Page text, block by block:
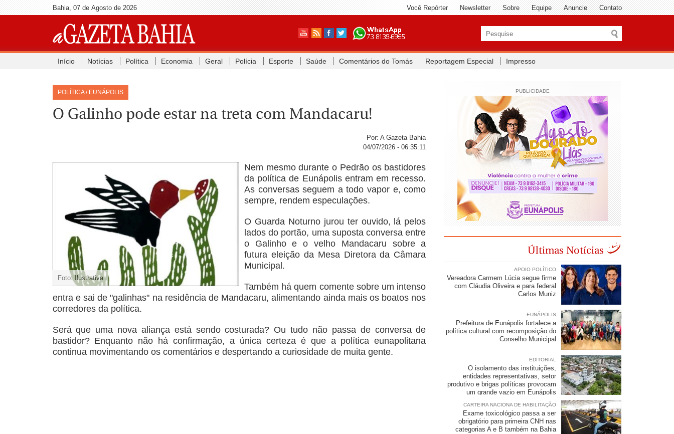
Bahia, 07 de Agosto de 2026 Você Repórter Newsletter Sobre Equipe Anuncie Contato
Início Notícias Política Economia Geral Polícia Esporte Saúde Comentários do Tomás Reportagem Especial Impresso
POLÍTICA / EUNÁPOLIS
O Galinho pode estar na treta com Mandacaru!
Por: A Gazeta Bahia
04/07/2026 - 06:35:11
Foto: Ilustrativa
Nem mesmo durante o Pedrão os bastidores
da política de Eunápolis entram em recesso.
As conversas seguem a todo vapor e, como
sempre, rendem especulações.
O Guarda Noturno jurou ter ouvido, lá pelos
lados do portão, uma suposta conversa entre
o Galinho e o velho Mandacaru sobre a
futura eleição da Mesa Diretora da Câmara
Municipal.
Também há quem comente sobre um intenso
entra e sai de "galinhas" na residência de Mandacaru, alimentando ainda mais os boatos nos
corredores da política.
Será que uma nova aliança está sendo costurada? Ou tudo não passa de conversa de
bastidor? Enquanto não há confirmação, a única certeza é que a política eunapolitana
continua movimentando os comentários e despertando a curiosidade de muita gente.
PUBLICIDADE
Últimas Notícias
APOIO POLÍTICO
Vereadora Carmem Lúcia segue firme
com Cláudia Oliveira e para federal
Carlos Muniz
EUNÁPOLIS
Prefeitura de Eunápolis fortalece a
política cultural com recomposição do
Conselho Municipal
EDITORIAL
O isolamento das instituições,
entidades representativas, setor
produtivo e brigas políticas provocam
um grande vazio em Eunápolis
CARTEIRA NACIONA DE HABILITAÇÃO
Exame toxicológico passa a ser
obrigatório para primeira CNH nas
categorias A e B também na Bahia